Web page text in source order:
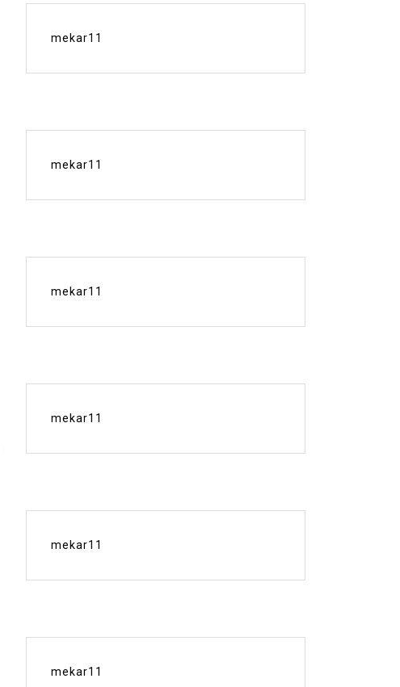
mekar11
mekar11
mekar11
mekar11
mekar11
mekar11